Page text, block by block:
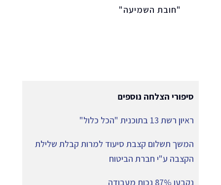
"חובת השמיעה"
סיפורי הצלחה נוספים
ראיון רשת 13 בתוכנית "הכל כלול"
המשך תשלום קצבת סיעוד למרות קבלת שלילת
הקצבה ע"י חברת הביטוח
נקבעו 87% נכות מעבודה